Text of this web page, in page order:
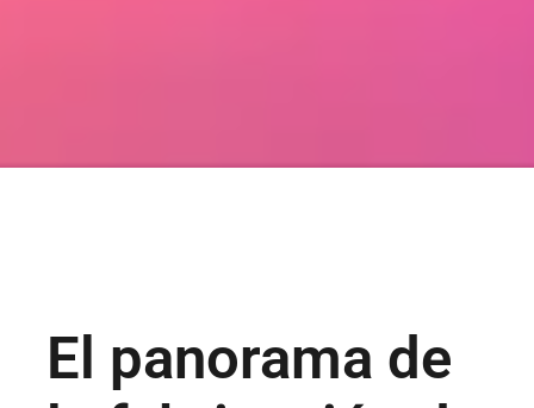
El panorama de